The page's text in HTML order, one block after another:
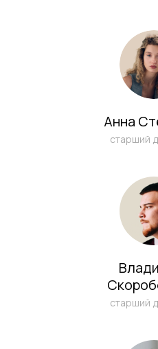
Анна
старший
старший
Я ознакомлен (а) и
Политикой
персональных данных
ОТПРАВИТЬ